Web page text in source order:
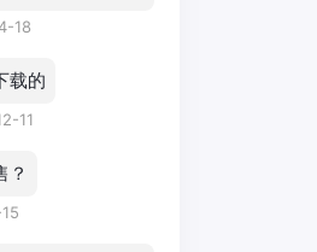
18
载的
11
？